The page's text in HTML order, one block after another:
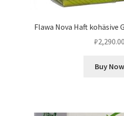
Flawa Nova Haft kohäsive
₽2,290.00
Buy Now